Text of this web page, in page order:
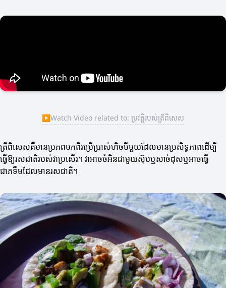
▶Watch Video related to: ប្រវត្តិរបស់ត្រីពិសេស
ត្រីពិសេសគឺមានប្រភពមកពីរប្រើប្រាស់ហិចមីមួយដែលមានប្រសិទ្ធភាពដើម្បី
ធ្វើឱ្យរសជាតិរបស់វាប្រសើរ។ វាអាចចំអិនជាមួយស៊ុបឬសាច់ដុសឬអាចធ្វើ
ជាភទឹមដែលមានរសជាតិ។